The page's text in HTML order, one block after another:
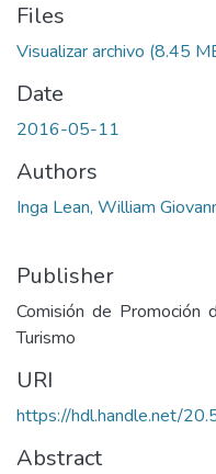
Files
Visualizar archivo (8.45
Date
2016-05-11
Authors
Inga Lean, William
Publisher
Comisión de
Turismo
URI
https://hdl.handle.net/
Abstract